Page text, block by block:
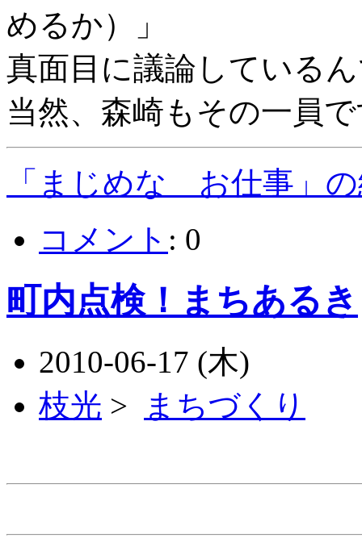
めるか）」
真面目に議論している
当然、森崎もその一員
「まじめな お仕事」
コメント : 0
町内点検！まちあるき
2010-06-17 (木)
枝光 > まちづくり